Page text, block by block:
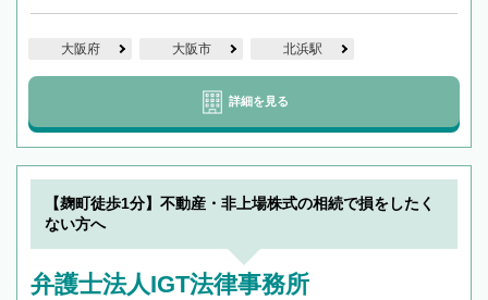
大阪府 大阪市 北浜駅
詳細を見る
【麹町徒歩1分】不動産・非上場株式の相続で損をしたく
ない方へ
弁護士法人IGT法律事務所